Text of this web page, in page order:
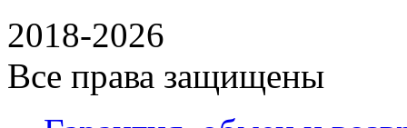
2018-2026
Все права защищены